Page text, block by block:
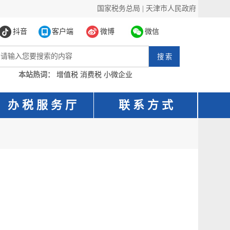
国家税务总局 天津市人民政府
抖音 客户端 微博 微信
本站热词： 增值税 消费税 小微企业
办 税 服 务 厅 联 系 方 式